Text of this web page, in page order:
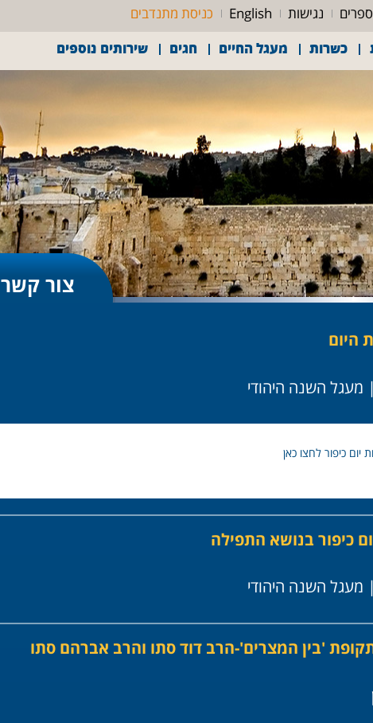
נגישות English
כניסת מתנדבים
כשרות מעגל החיים חגים שירותים נוספים
צור קשר
היום
| מעגל השנה היהודי
כיפור לחצו כאן
כיפור בנושא התפילה
| מעגל השנה היהודי
'בין המצרים'-הרב דוד סתו והרב אברהם סתו